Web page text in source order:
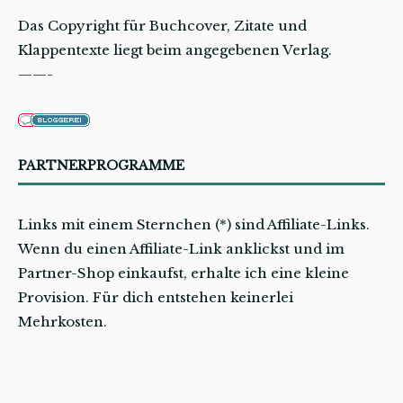
Das Copyright für Buchcover, Zitate und
Klappentexte liegt beim angegebenen Verlag.
——-
PARTNERPROGRAMME
Links mit einem Sternchen (*) sind Affiliate-Links.
Wenn du einen Affiliate-Link anklickst und im
Partner-Shop einkaufst, erhalte ich eine kleine
Provision. Für dich entstehen keinerlei
Mehrkosten.